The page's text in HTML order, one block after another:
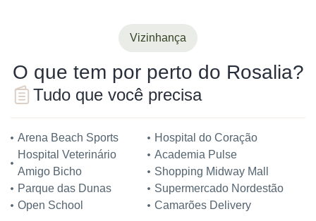
Vizinhança
O que tem por perto do Rosalia?
Tudo que você precisa
Arena Beach Sports
Hospital Veterinário
Amigo Bicho
Parque das Dunas
Open School
Hospital do Coração
Academia Pulse
Shopping Midway Mall
Supermercado Nordestão
Camarões Delivery